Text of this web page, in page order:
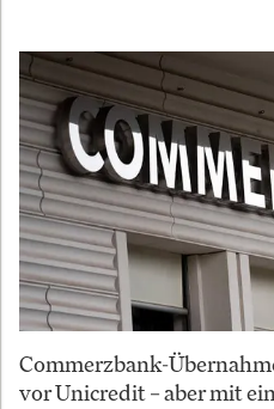
Commerzbank-
vor Unicredit – aber mit